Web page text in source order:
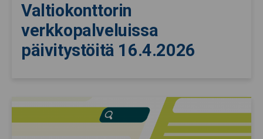
Valtiokonttorin
verkkopalveluissa
päivitystöitä 16.4.2026